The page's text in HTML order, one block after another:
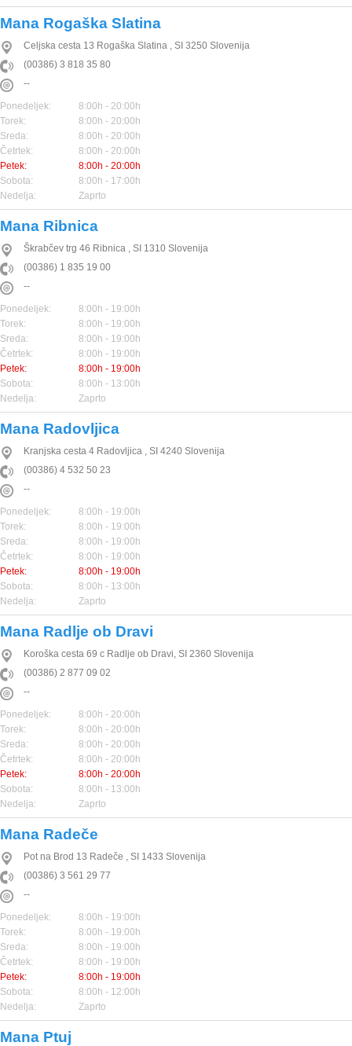
Mana Rogaška Slatina
Celjska cesta 13 Rogaška Slatina , SI 3250 Slovenija
(00386) 3 818 35 80
--
Ponedeljek:
8:00h - 20:00h
Torek:
8:00h - 20:00h
Sreda:
8:00h - 20:00h
Četrtek:
8:00h - 20:00h
Petek:
8:00h - 20:00h
Sobota:
8:00h - 17:00h
Nedelja:
Zaprto
Mana Ribnica
Škrabčev trg 46 Ribnica , SI 1310 Slovenija
(00386) 1 835 19 00
--
Ponedeljek:
8:00h - 19:00h
Torek:
8:00h - 19:00h
Sreda:
8:00h - 19:00h
Četrtek:
8:00h - 19:00h
Petek:
8:00h - 19:00h
Sobota:
8:00h - 13:00h
Nedelja:
Zaprto
Mana Radovljica
Kranjska cesta 4 Radovljica , SI 4240 Slovenija
(00386) 4 532 50 23
--
Ponedeljek:
8:00h - 19:00h
Torek:
8:00h - 19:00h
Sreda:
8:00h - 19:00h
Četrtek:
8:00h - 19:00h
Petek:
8:00h - 19:00h
Sobota:
8:00h - 13:00h
Nedelja:
Zaprto
Mana Radlje ob Dravi
Koroška cesta 69 c Radlje ob Dravi, SI 2360 Slovenija
(00386) 2 877 09 02
--
Ponedeljek:
8:00h - 20:00h
Torek:
8:00h - 20:00h
Sreda:
8:00h - 20:00h
Četrtek:
8:00h - 20:00h
Petek:
8:00h - 20:00h
Sobota:
8:00h - 13:00h
Nedelja:
Zaprto
Mana Radeče
Pot na Brod 13 Radeče , SI 1433 Slovenija
(00386) 3 561 29 77
--
Ponedeljek:
8:00h - 19:00h
Torek:
8:00h - 19:00h
Sreda:
8:00h - 19:00h
Četrtek:
8:00h - 19:00h
Petek:
8:00h - 19:00h
Sobota:
8:00h - 12:00h
Nedelja:
Zaprto
Mana Ptuj